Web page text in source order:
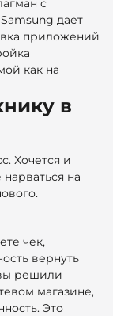
с
дает
приложений
как на
в
Хочется и
на
чек,
вернуть
решили
магазине,
Это